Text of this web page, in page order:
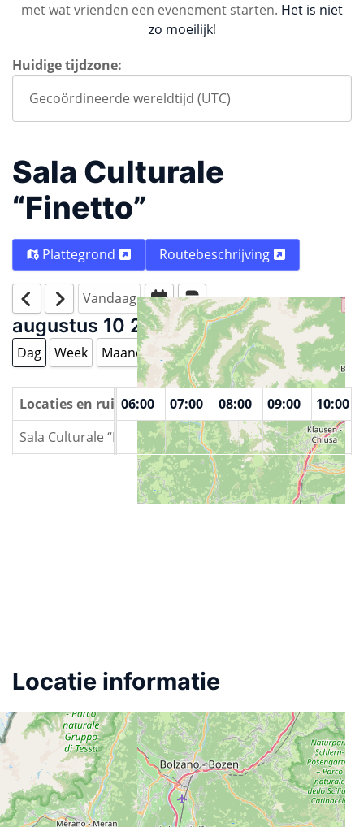
met wat vrienden een evenement starten. Het is niet
zo moeilijk!
Huidige tijdzone:
Sala Culturale
“Finetto”
Plattegrond Routebeschrijving
Vandaag
augustus 10 2026
Dag Week Maand Jaar
Locaties en ruimtes
04:00 05:00 06:00 07:00 08:00 09:00
10:00
Sala Culturale “Finetto”
Locatie informatie
Straat Piazza Don Bosco 21
Plaats Bolzano
Land Italië